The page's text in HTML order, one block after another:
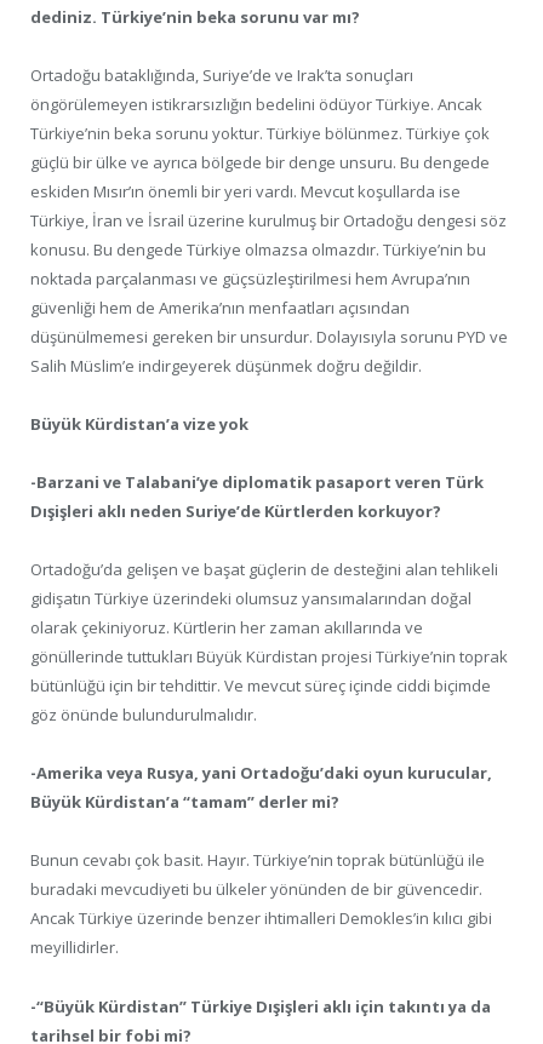
dediniz. Türkiye’nin beka sorunu var mı?
Ortadoğu bataklığında, Suriye’de ve Irak’ta sonuçları
öngörülemeyen istikrarsızlığın bedelini ödüyor Türkiye. Ancak
Türkiye’nin beka sorunu yoktur. Türkiye bölünmez. Türkiye çok
güçlü bir ülke ve ayrıca bölgede bir denge unsuru. Bu dengede
eskiden Mısır’ın önemli bir yeri vardı. Mevcut koşullarda ise
Türkiye, İran ve İsrail üzerine kurulmuş bir Ortadoğu dengesi söz
konusu. Bu dengede Türkiye olmazsa olmazdır. Türkiye’nin bu
noktada parçalanması ve güçsüzleştirilmesi hem Avrupa’nın
güvenliği hem de Amerika’nın menfaatları açısından
düşünülmemesi gereken bir unsurdur. Dolayısıyla sorunu PYD ve
Salih Müslim’e indirgeyerek düşünmek doğru değildir.
Büyük Kürdistan’a vize yok
-Barzani ve Talabani’ye diplomatik pasaport veren Türk
Dışişleri aklı neden Suriye’de Kürtlerden korkuyor?
Ortadoğu’da gelişen ve başat güçlerin de desteğini alan tehlikeli
gidişatın Türkiye üzerindeki olumsuz yansımalarından doğal
olarak çekiniyoruz. Kürtlerin her zaman akıllarında ve
gönüllerinde tuttukları Büyük Kürdistan projesi Türkiye’nin toprak
bütünlüğü için bir tehdittir. Ve mevcut süreç içinde ciddi biçimde
göz önünde bulundurulmalıdır.
-Amerika veya Rusya, yani Ortadoğu’daki oyun kurucular,
Büyük Kürdistan’a “tamam” derler mi?
Bunun cevabı çok basit. Hayır. Türkiye’nin toprak bütünlüğü ile
buradaki mevcudiyeti bu ülkeler yönünden de bir güvencedir.
Ancak Türkiye üzerinde benzer ihtimalleri Demokles’in kılıcı gibi
meyillidirler.
-“Büyük Kürdistan” Türkiye Dışişleri aklı için takıntı ya da
tarihsel bir fobi mi?